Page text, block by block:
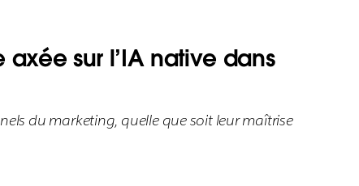
sur l’IA native dans
du marketing, quelle que soit leur maîtrise